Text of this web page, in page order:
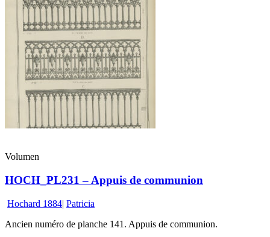
Volumen
HOCH_PL231 – Appuis de communion
Hochard 1884| Patricia
Ancien numéro de planche 141. Appuis de communion.